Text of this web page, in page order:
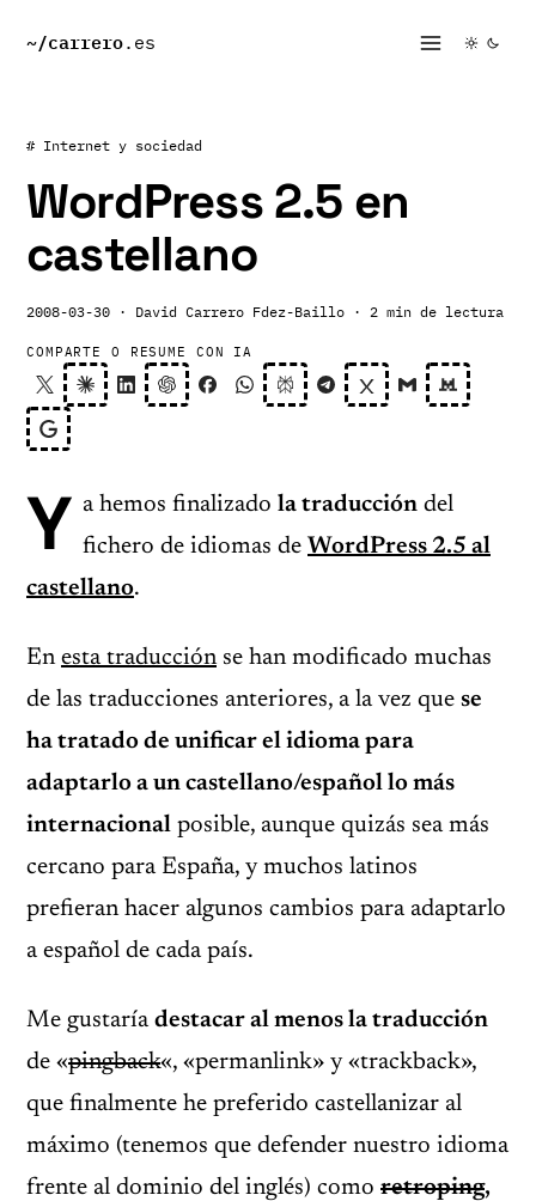
~/carrero.es
# Internet y sociedad
WordPress 2.5 en
castellano
2008-03-30 · David Carrero Fdez-Baillo · 2 min de lectura
COMPARTE O RESUME CON IA
Y a hemos finalizado la traducción del
fichero de idiomas de WordPress 2.5 al
castellano.
En esta traducciónse han modificado muchas
de las traducciones anteriores, a la vez que se
ha tratado de unificar el idioma para
adaptarlo a un castellano/español lo más
internacional posible, aunque quizás sea más
cercano para España, y muchos latinos
prefieran hacer algunos cambios para adaptarlo
a español de cada país.
Me gustaría destacar al menos la traducción
de «pingback«, «permanlink» y «trackback»,
que finalmente he preferido castellanizar al
máximo (tenemos que defender nuestro idioma
frente al dominio del inglés) como retroping,